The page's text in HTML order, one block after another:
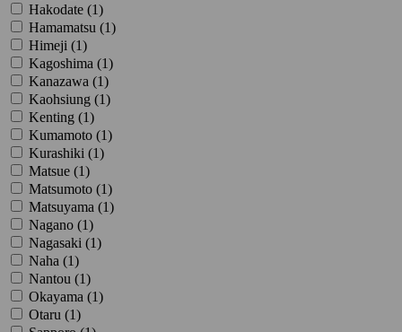
Hakodate (1)
Hamamatsu (1)
Himeji (1)
Kagoshima (1)
Kanazawa (1)
Kaohsiung (1)
Kenting (1)
Kumamoto (1)
Kurashiki (1)
Matsue (1)
Matsumoto (1)
Matsuyama (1)
Nagano (1)
Nagasaki (1)
Naha (1)
Nantou (1)
Okayama (1)
Otaru (1)